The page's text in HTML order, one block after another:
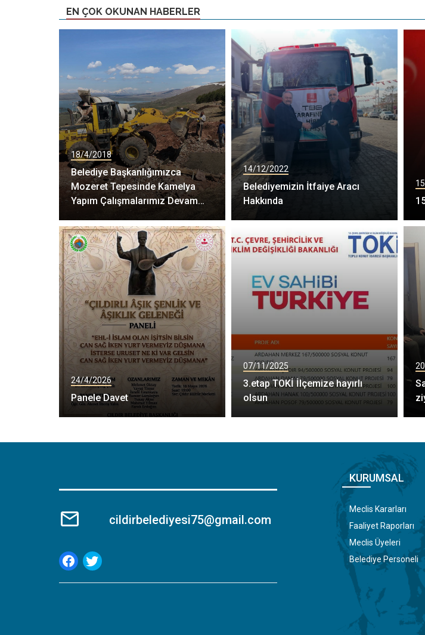
EN ÇOK OKUNAN HABERLER
18/4/2018
Belediye Başkanlığımızca
Mozeret Tepesinde Kamelya
Yapım Çalışmalarımız Devam
14/12/2022
Belediyemizin İtfaiye Aracı
Hakkında
24/4/2026
Panele Davet
07/11/2025
3.etap TOKİ İlçemize hayırlı
olsun
cildirbelediyesi75@gmail.com
KURUMSAL
Meclis Kararları
Faaliyet Raporları
Meclis Üyeleri
Belediye Personeli